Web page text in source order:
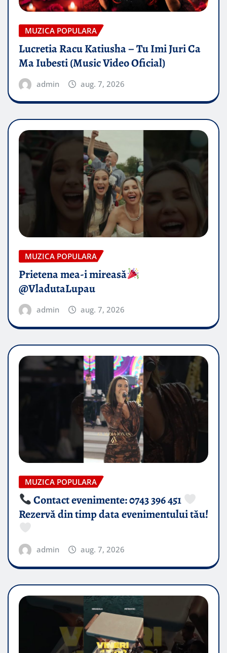
MUZICA POPULARA
Lucretia Racu Katiusha – Tu Imi Juri Ca
Ma Iubesti (Music Video Oficial)
admin aug. 7, 2026
MUZICA POPULARA
Prietena mea-i mireasă​
@VladutaLupau
admin aug. 7, 2026
MUZICA POPULARA
Contact evenimente: 0743 396 451
Rezervă din timp data evenimentului tău!
admin aug. 7, 2026